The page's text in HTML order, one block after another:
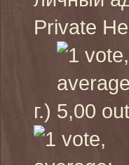
Private
г.)